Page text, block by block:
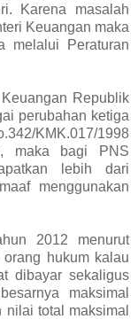
Karena masalah
Keuangan maka
melalui Peraturan
Republik
perubahan ketiga
KMK.017/1998
maka bagi PNS
lebih dari
menggunakan
2012 menurut
hukum kalau
dibayar sekaligus
maksimal
total maksimal